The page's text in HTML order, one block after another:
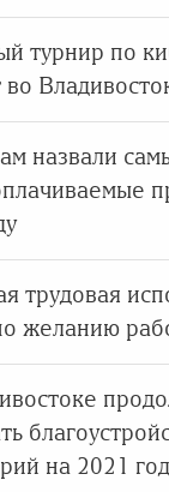
турнир по
во
назвали
трудовая
желанию
на 2021 год